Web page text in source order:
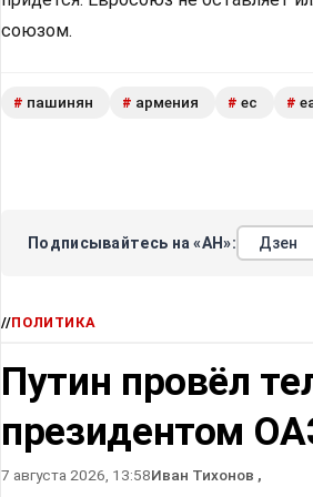
союзом.
# пашинян # армения # ес #
Подписывайтесь на «АН»: Дзен
//ПОЛИТИКА
Путин провёл
президентом
7 августа 2026, 13:58Иван Тихонов ,